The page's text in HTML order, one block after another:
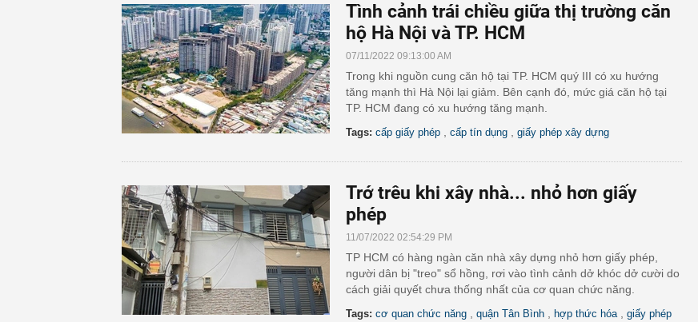
Tình cảnh trái chiều giữa thị trường căn
hộ Hà Nội và TP. HCM
07/11/2022 09:13:00 AM
Trong khi nguồn cung căn hộ tại TP. HCM quý III có xu hướng
tăng mạnh thì Hà Nội lại giảm. Bên cạnh đó, mức giá căn hộ tại
TP. HCM đang có xu hướng tăng mạnh.
Tags: cấp giấy phép cấp tín dụng giấy phép xây dựng
Trớ trêu khi xây nhà... nhỏ hơn giấy
phép
11/07/2022 02:54:29 PM
TP HCM có hàng ngàn căn nhà xây dựng nhỏ hơn giấy phép,
người dân bị "treo" sổ hồng, rơi vào tình cảnh dở khóc dở cười do
cách giải quyết chưa thống nhất của cơ quan chức năng.
Tags: cơ quan chức năng quận Tân Bình hợp thức hóa
giấy phép